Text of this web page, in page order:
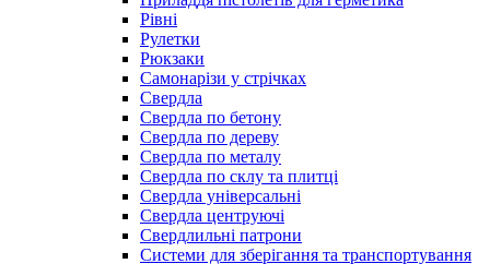
Рівні
Рулетки
Рюкзаки
Самонарізи у стрічках
Свердла
Свердла по бетону
Свердла по дереву
Свердла по металу
Свердла по склу та плитці
Свердла універсальні
Свердла центруючі
Свердлильні патрони
Системи для зберігання та транспортування